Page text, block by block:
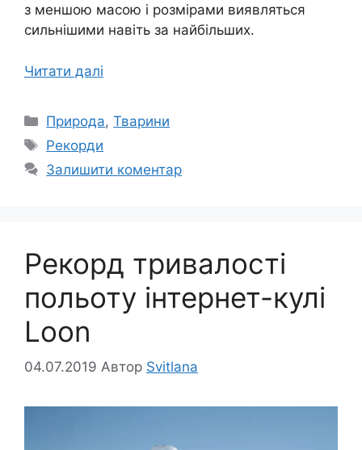
з меншою масою і розмірами виявляться
сильнішими навіть за найбільших.
Читати далі
Категорії
Природа,Тварини
Позначки
Рекорди
Залишити коментар
Рекорд тривалості
польоту інтернет-кулі
Loon
04.07.2019 Автор Svitlana